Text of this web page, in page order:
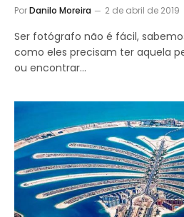
PorDanilo Moreira 2 de abril de 2019
Ser fotógrafo não é fácil,
como eles precisam ter aquela
ou encontrar…